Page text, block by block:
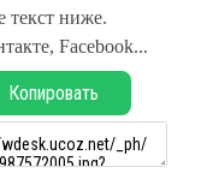
текст ниже.
Facebook...
Копировать